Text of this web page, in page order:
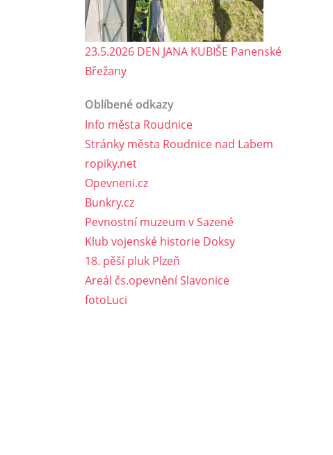
23.5.2026 DEN JANA KUBIŠE Panenské
Břežany
Oblíbené odkazy
Info města Roudnice
Stránky města Roudnice nad Labem
ropiky.net
Opevneni.cz
Bunkry.cz
Pevnostní muzeum v Sazené
Klub vojenské historie Doksy
18. pěší pluk Plzeň
Areál čs.opevnění Slavonice
fotoLuci